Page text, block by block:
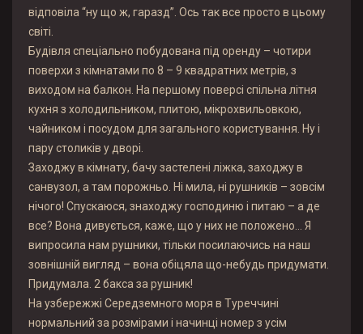
відповіла “ну що ж, гаразд”. Ось так все просто в цьому
світі.
Будівля спеціально побудована під оренду – чотири
поверхи з кімнатами по 8 – 9 квадратних метрів, з
виходом на балкон. На першому поверсі спільна літня
кухня з холодильником, плитою, мікрохвильовкою,
чайником і посудом для загального користування. Ну і
пару столиків у дворі.
Заходжу в кімнату, бачу застелені ліжка, заходжу в
санвузол, а там порожньо. Ні мила, ні рушників – зовсім
нічого! Спускаюся, знаходжу господиню і питаю – а де
все? Вона дивується, каже, що у них не положено… Я
випросила нам рушники, тільки посилаючись на наш
зовнішній вигляд – вона обіцяла що-небудь придумати.
Придумала. 2 бакса за рушник!
На узбережжі Середземного моря в Туреччині
нормальний за розмірами і начинці номер з усім